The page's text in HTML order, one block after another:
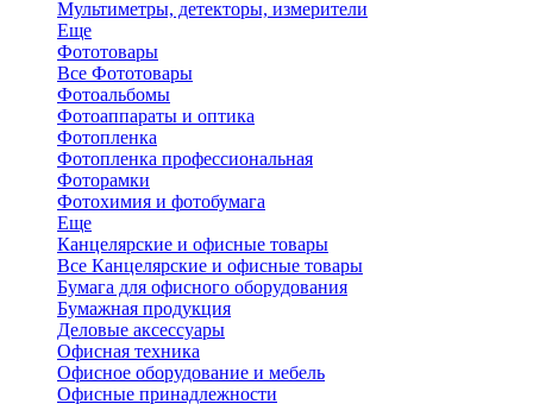
Мультиметры, детекторы, измерители
Еще
Фототовары
Все Фототовары
Фотоальбомы
Фотоаппараты и оптика
Фотопленка
Фотопленка профессиональная
Фоторамки
Фотохимия и фотобумага
Еще
Канцелярские и офисные товары
Все Канцелярские и офисные товары
Бумага для офисного оборудования
Бумажная продукция
Деловые аксессуары
Офисная техника
Офисное оборудование и мебель
Офисные принадлежности